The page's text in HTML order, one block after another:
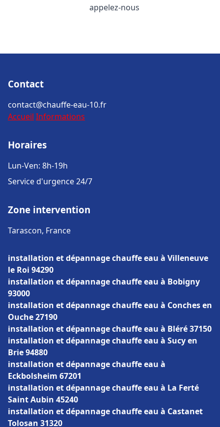
appelez-nous
Contact
contact@chauffe-eau-10.fr
Accueil Informations
Horaires
Lun-Ven: 8h-19h
Service d'urgence 24/7
Zone intervention
Tarascon, France
installation et dépannage chauffe eau à Villeneuve
le Roi 94290
installation et dépannage chauffe eau à Bobigny
93000
installation et dépannage chauffe eau à Conches en
Ouche 27190
installation et dépannage chauffe eau à Bléré 37150
installation et dépannage chauffe eau à Sucy en
Brie 94880
installation et dépannage chauffe eau à
Eckbolsheim 67201
installation et dépannage chauffe eau à La Ferté
Saint Aubin 45240
installation et dépannage chauffe eau à Castanet
Tolosan 31320